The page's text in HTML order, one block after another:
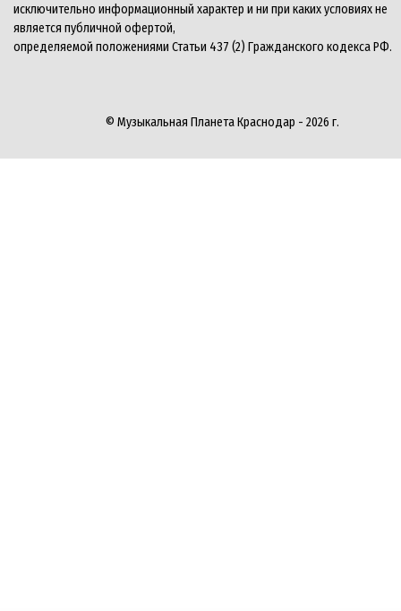
исключительно информационный характер и ни при каких условиях не
является публичной офертой,
определяемой положениями Статьи 437 (2) Гражданского кодекса РФ.
© Музыкальная Планета Краснодар - 2026 г.